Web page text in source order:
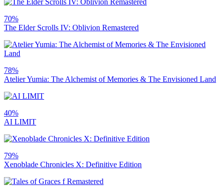
70%
The Elder Scrolls IV: Oblivion Remastered
78%
Atelier Yumia: The Alchemist of Memories & The Envisioned Land
40%
AI LIMIT
79%
Xenoblade Chronicles X: Definitive Edition